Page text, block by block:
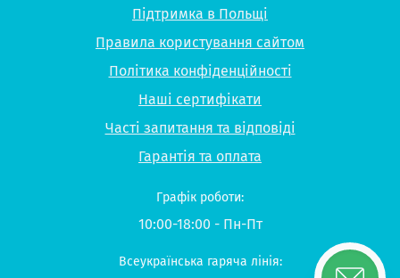
Підтримка в Польщі
Правила користування сайтом
Політика конфіденційності
Наші сертифікати
Часті запитання та відповіді
Гарантія та оплата
Графік роботи:
10:00-18:00 - Пн-Пт
Всеукраїнська гаряча лінія: